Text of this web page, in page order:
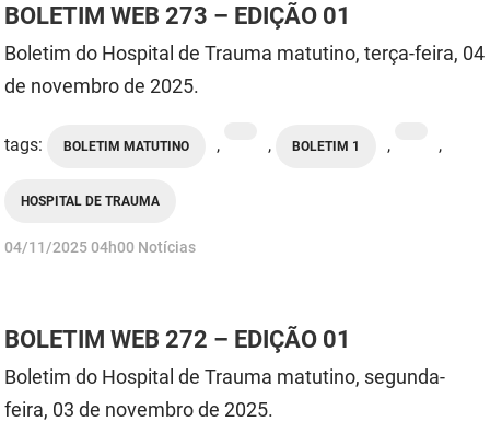
BOLETIM WEB 273 – EDIÇÃO 01
Boletim do Hospital de Trauma matutino, terça-feira, 04
de novembro de 2025.
tags: BOLETIM MATUTINO , , BOLETIM 1 , ,
HOSPITAL DE TRAUMA
publicado
04/11/202504h00 Notícias
BOLETIM WEB 272 – EDIÇÃO 01
Boletim do Hospital de Trauma matutino, segunda-
feira, 03 de novembro de 2025.